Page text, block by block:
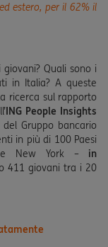
estero, per il 62% il
Quali sono i
in Italia? A queste
ricerca sul rapporto
ING People Insights
Gruppo bancario
in più di 100 Paesi
New York –
in
411 giovani tra i 20